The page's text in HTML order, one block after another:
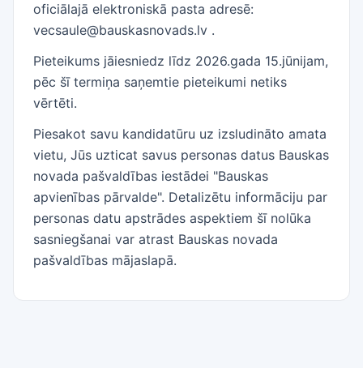
oficiālajā elektroniskā pasta adresē:
vecsaule@bauskasnovads.lv .
Pieteikums jāiesniedz līdz 2026.gada 15.jūnijam,
pēc šī termiņa saņemtie pieteikumi netiks
vērtēti.
Piesakot savu kandidatūru uz izsludināto amata
vietu, Jūs uzticat savus personas datus Bauskas
novada pašvaldības iestādei "Bauskas
apvienības pārvalde". Detalizētu informāciju par
personas datu apstrādes aspektiem šī nolūka
sasniegšanai var atrast Bauskas novada
pašvaldības mājaslapā.